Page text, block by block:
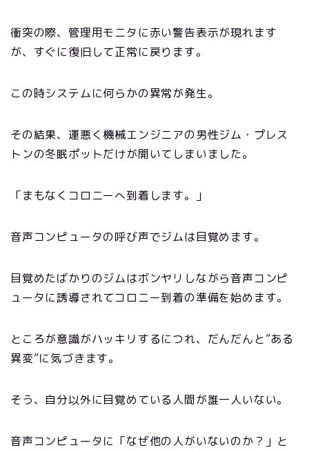
衝突の際、管理用モニタに赤い警告表示が現れます
が、すぐに復旧して正常に戻ります。
この時システムに何らかの異常が発生。
その結果、運悪く機械エンジニアの男性ジム・プレス
トンの冬眠ポットだけが開いてしまいました。
「まもなくコロニーへ到着します。」
音声コンピュータの呼び声でジムは目覚めます。
目覚めたばかりのジムはボンヤリしながら音声コンピ
ュータに誘導されてコロニー到着の準備を始めます。
ところが意識がハッキリするにつれ、だんだんと”ある
異変”に気づきます。
そう、自分以外に目覚めている人間が誰一人いない。
音声コンピュータに「なぜ他の人がいないのか？」と